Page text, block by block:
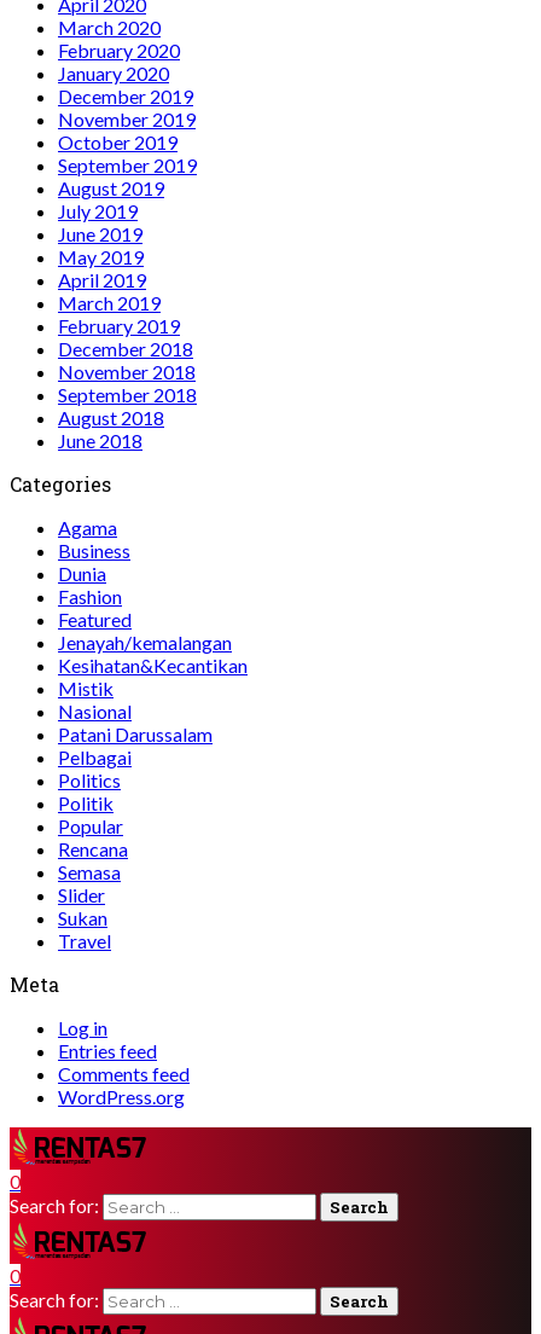
March 2020
February 2020
January 2020
December 2019
November 2019
October 2019
September 2019
August 2019
July 2019
June 2019
May 2019
April 2019
March 2019
February 2019
December 2018
November 2018
September 2018
August 2018
June 2018
Categories
Agama
Business
Dunia
Fashion
Featured
Jenayah/kemalangan
Kesihatan&Kecantikan
Mistik
Nasional
Patani Darussalam
Pelbagai
Politics
Politik
Popular
Rencana
Semasa
Slider
Sukan
Travel
Meta
Log in
Entries feed
Comments feed
WordPress.org
0
Search for:
0
Search for: